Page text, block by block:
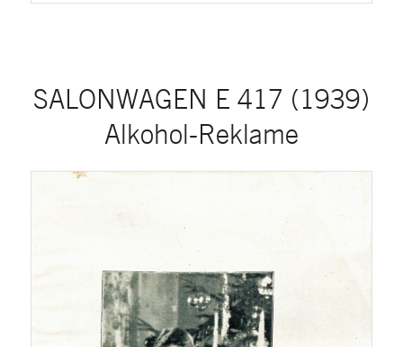
SALONWAGEN E 417 (1939)
Alkohol-Reklame